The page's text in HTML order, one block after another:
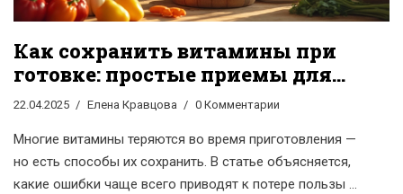
Как сохранить витамины при
готовке: простые приемы для
здоровой еды
22.04.2025 Елена Кравцова 0 Комментарии
Многие витамины теряются во время приготовления —
но есть способы их сохранить. В статье объясняется,
какие ошибки чаще всего приводят к потере пользы и